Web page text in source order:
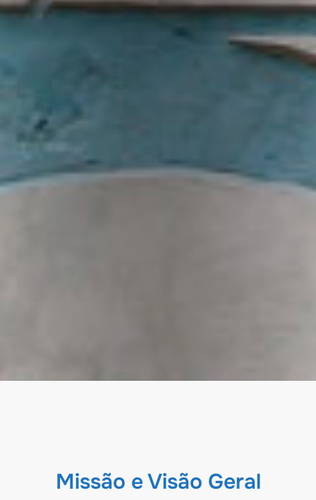
Missão e Visão Geral